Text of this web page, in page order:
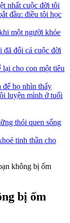
nhất cuộc đời tôi
đầu: điều tôi học
một người khỏe
đổi cả cuộc đời
cho con một tiêu
họ nhìn thấy
luyện mình ở tuổi
thói quen sống
tinh thần cho
không bị ốm
bị ốm